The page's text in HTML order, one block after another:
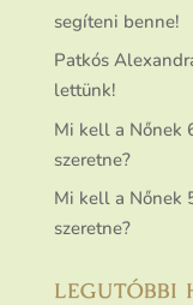
segíteni benne!
Patkós
lettünk!
Mi kell a Nőnek
szeretne?
Mi kell a Nőnek
szeretne?
LEGUTÓBBI